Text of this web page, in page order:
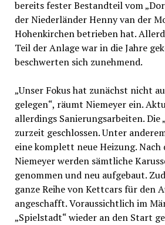
bereits fester Bestandteil vom
der Niederländer Henny van der
Hohenkirchen betrieben hat.
Teil der Anlage war in die Jahre
beschwerten sich zunehmend.
„Unser Fokus hat zunächst nicht
gelegen“, räumt Niemeyer ein.
allerdings Sanierungsarbeiten. Die
zurzeit geschlossen. Unter
eine komplett neue Heizung.
Niemeyer werden sämtliche
genommen und neu aufgebaut.
ganze Reihe von Kettcars für den
angeschafft. Voraussichtlich im
„Spielstadt“ wieder an den Start